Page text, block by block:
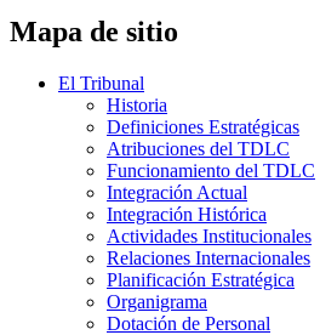
Mapa de sitio
El Tribunal
Historia
Definiciones Estratégicas
Atribuciones del TDLC
Funcionamiento del TDLC
Integración Actual
Integración Histórica
Actividades Institucionales
Relaciones Internacionales
Planificación Estratégica
Organigrama
Dotación de Personal